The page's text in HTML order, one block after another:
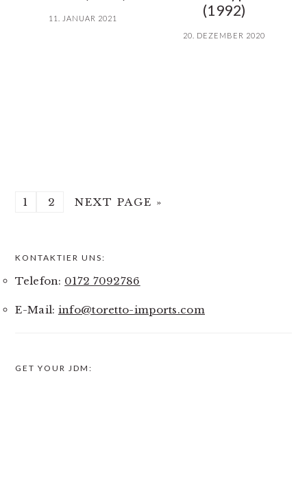
11. JANUAR 2021
(1992)
20. DEZEMBER 2020
GO
1
GO
2
GO
NEXT PAGE »
PRIMARY
SIDEBAR
KONTAKTIER UNS:
Telefon: 0172 7092786
E-Mail: info@toretto-imports.com
GET YOUR JDM: